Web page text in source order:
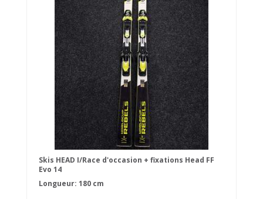
Skis HEAD I/Race d'occasion + fixations Head FF
Evo 14
Longueur: 180 cm